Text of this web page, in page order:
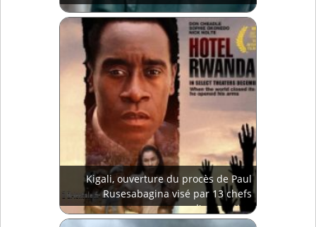
Kigali, ouverture du procès de Paul
Rusesabagina visé par 13 chefs
d'accusation